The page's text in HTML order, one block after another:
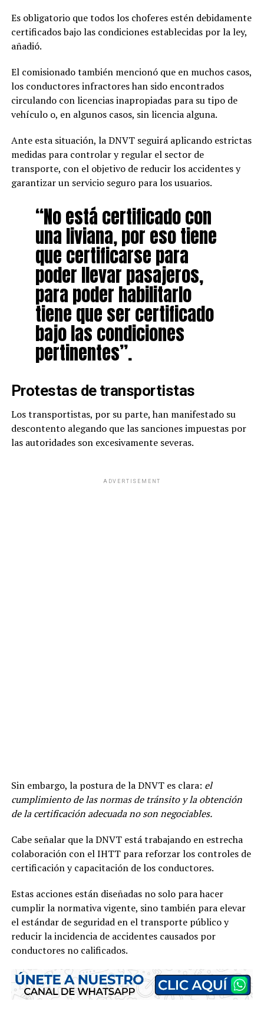
Es obligatorio que todos los choferes estén debidamente
certificados bajo las condiciones establecidas por la ley,
añadió.
El comisionado también mencionó que en muchos casos,
los conductores infractores han sido encontrados
circulando con licencias inapropiadas para su tipo de
vehículo o, en algunos casos, sin licencia alguna.
Ante esta situación, la DNVT seguirá aplicando estrictas
medidas para controlar y regular el sector de
transporte, con el objetivo de reducir los accidentes y
garantizar un servicio seguro para los usuarios.
“No está certificado con
una liviana, por eso tiene
que certificarse para
poder llevar pasajeros,
para poder habilitarlo
tiene que ser certificado
bajo las condiciones
pertinentes”.
Protestas de transportistas
Los transportistas, por su parte, han manifestado su
descontento alegando que las sanciones impuestas por
las autoridades son excesivamente severas.
ADVERTISEMENT
Sin embargo, la postura de la DNVT es clara: el
cumplimiento de las normas de tránsito y la obtención
de la certificación adecuada no son negociables.
Cabe señalar que la DNVT está trabajando en estrecha
colaboración con el IHTT para reforzar los controles de
certificación y capacitación de los conductores.
Estas acciones están diseñadas no solo para hacer
cumplir la normativa vigente, sino también para elevar
el estándar de seguridad en el transporte público y
reducir la incidencia de accidentes causados por
conductores no calificados.